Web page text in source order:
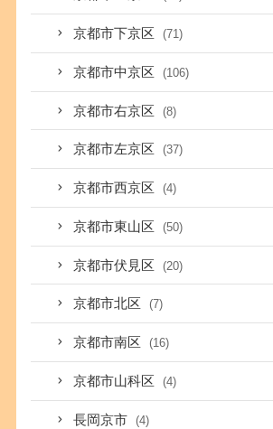
京都市下京区 (71)
京都市中京区 (106)
京都市右京区 (8)
京都市左京区 (37)
京都市西京区 (4)
京都市東山区 (50)
京都市伏見区 (20)
京都市北区 (7)
京都市南区 (16)
京都市山科区 (4)
長岡京市 (4)